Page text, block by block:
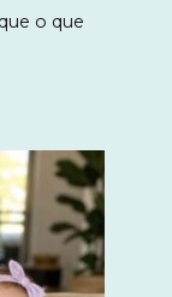
o que